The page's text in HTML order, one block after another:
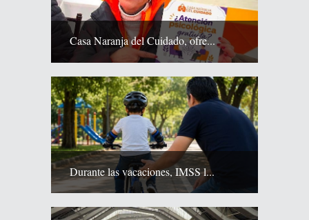
Casa Naranja del Cuidado, ofre...
Durante las vacaciones, IMSS l...